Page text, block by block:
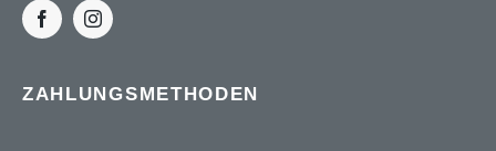
ZAHLUNGSMETHODEN
Filtern nach